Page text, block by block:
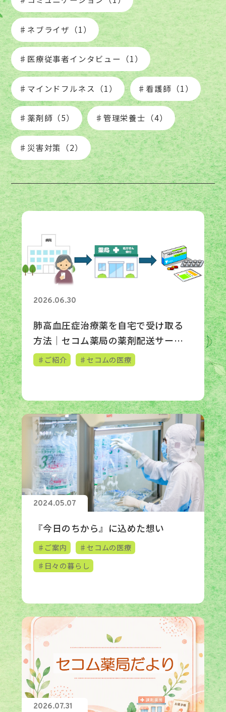
♯ネブライザ（1）
♯医療従事者インタビュー（1）
♯マインドフルネス（1） ♯看護師（1）
♯薬剤師（5） ♯管理栄養士（4）
♯災害対策（2）
2026.06.30
肺高血圧症治療薬を自宅で受け取る
方法｜セコム薬局の薬剤配送サービ
ス♯ご紹介 ♯セコムの医療
2024.05.07
『今日のちから』に込めた想い
♯ご案内
♯セコムの医療
♯日々の暮らし
2026.07.31